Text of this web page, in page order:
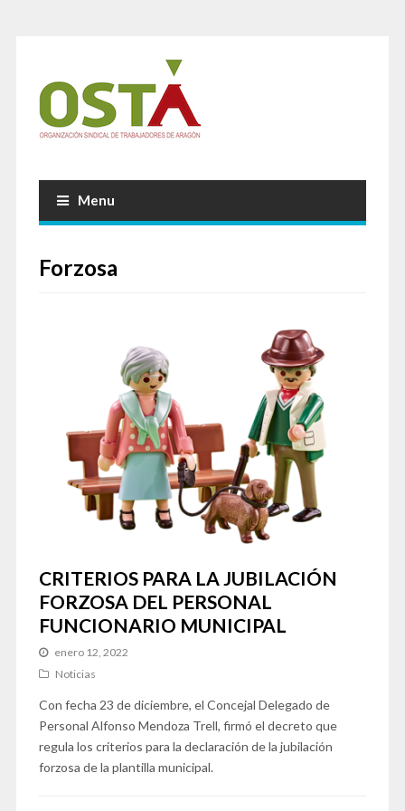
Menu
Forzosa
CRITERIOS PARA LA JUBILACIÓN
FORZOSA DEL PERSONAL
FUNCIONARIO MUNICIPAL
enero 12, 2022
Noticias
Con fecha 23 de diciembre, el Concejal Delegado de
Personal Alfonso Mendoza Trell, firmó el decreto que
regula los criterios para la declaración de la jubilación
forzosa de la plantilla municipal.